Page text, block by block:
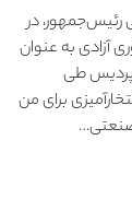
در
آزادی به عنوان
پردیس طی
برای من